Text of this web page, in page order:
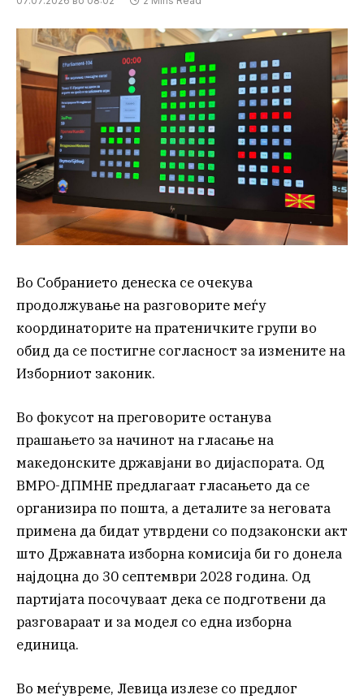
Во Собранието денеска се очекува
продолжување на разговорите меѓу
координаторите на пратеничките групи во
обид да се постигне согласност за измените на
Изборниот законик.
Во фокусот на преговорите останува
прашањето за начинот на гласање на
македонските државјани во дијаспората. Од
ВМРО-ДПМНЕ предлагаат гласањето да се
организира по пошта, а деталите за неговата
примена да бидат утврдени со подзаконски акт
што Државната изборна комисија би го донела
најдоцна до 30 септември 2028 година. Од
партијата посочуваат дека се подготвени да
разговараат и за модел со една изборна
единица.
Во меѓувреме, Левица излезе со предлог